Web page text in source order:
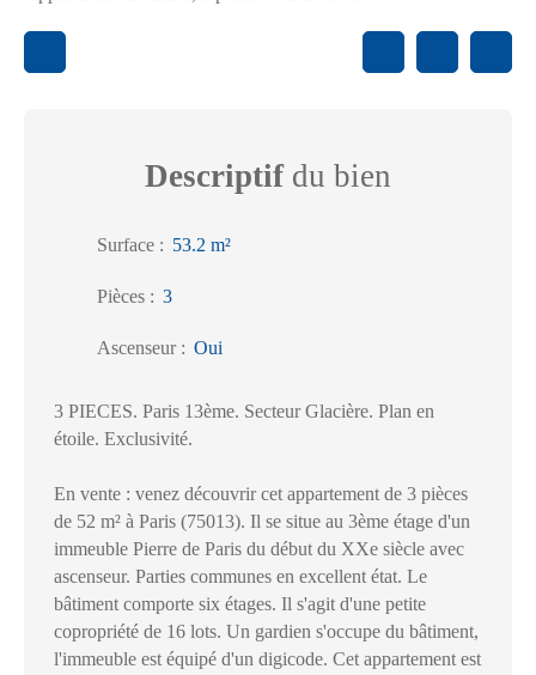
Descriptifdu bien
Surface : 53.2 m²
Pièces : 3
Ascenseur: Oui
3 PIECES. Paris 13ème. Secteur Glacière. Plan en
étoile. Exclusivité.
En vente : venez découvrir cet appartement de 3 pièces
de 52 m² à Paris (75013). Il se situe au 3ème étage d'un
immeuble Pierre de Paris du début du XXe siècle avec
ascenseur. Parties communes en excellent état. Le
bâtiment comporte six étages. Il s'agit d'une petite
copropriété de 16 lots. Un gardien s'occupe du bâtiment,
l'immeuble est équipé d'un digicode. Cet appartement est